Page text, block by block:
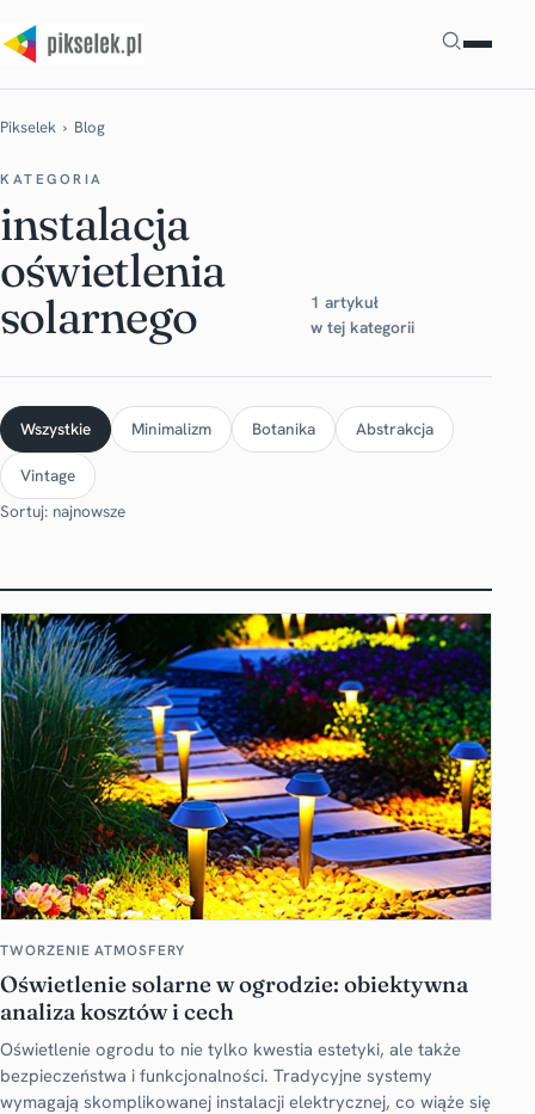
Szukaj
Pikselek › Blog
KATEGORIA
instalacja
oświetlenia
solarnego
1 artykuł
w tej kategorii
Wszystkie Minimalizm Botanika Abstrakcja
Vintage
Sortuj: najnowsze
TWORZENIE ATMOSFERY
Oświetlenie solarne w ogrodzie: obiektywna
analiza kosztów i cech
Oświetlenie ogrodu to nie tylko kwestia estetyki, ale także
bezpieczeństwa i funkcjonalności. Tradycyjne systemy
wymagają skomplikowanej instalacji elektrycznej, co wiąże się